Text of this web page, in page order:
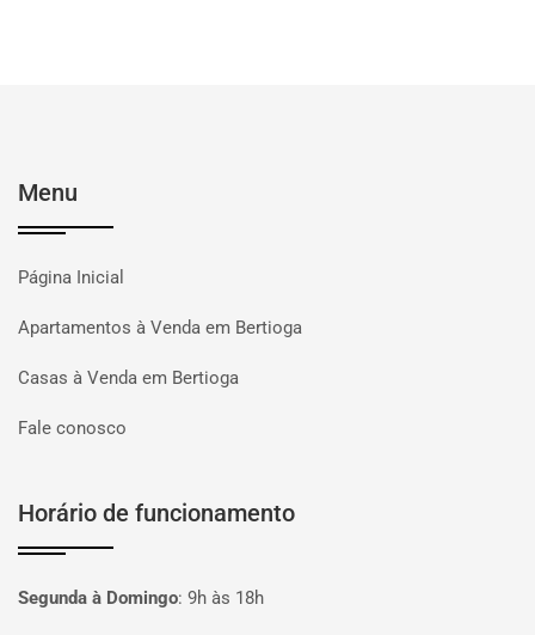
Menu
Página Inicial
Apartamentos à Venda em Bertioga
Casas à Venda em Bertioga
Fale conosco
Horário de funcionamento
Segunda à Domingo: 9h às 18h